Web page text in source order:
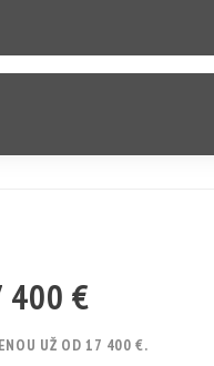
400 €
UŽ OD 17 400 €.